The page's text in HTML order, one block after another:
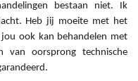
bestaan niet. Ik
Heb jij moeite met het
ook kan behandelen met
van oorsprong technische